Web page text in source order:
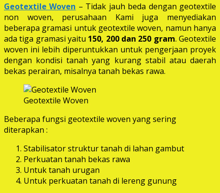
Geotextile Woven – Tidak jauh beda dengan geotextile
non woven, perusahaan Kami juga menyediakan
beberapa gramasi untuk geotextile woven, namun hanya
ada tiga gramasi yaitu 150, 200 dan 250 gram. Geotextile
woven ini lebih diperuntukkan untuk pengerjaan proyek
dengan kondisi tanah yang kurang stabil atau daerah
bekas perairan, misalnya tanah bekas rawa.
Geotextile Woven
Beberapa fungsi geotextile woven yang sering
diterapkan :
Stabilisator struktur tanah di lahan gambut
Perkuatan tanah bekas rawa
Untuk tanah urugan
Untuk perkuatan tanah di lereng gunung